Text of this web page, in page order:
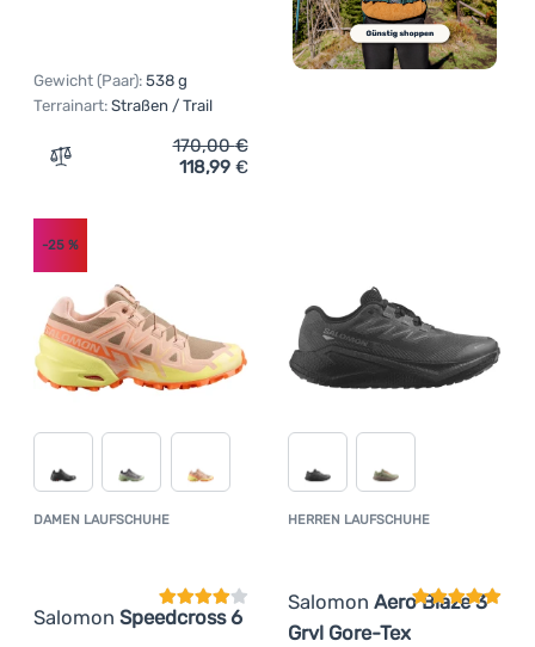
Gewicht (Paar): 538 g
Terrainart: Straßen / Trail
Zum Vergleich 'Herrenschuhe Salomon Genesis Gore-
170,00€
118,99 €
DAMEN LAUFSCHUHE
Salomon Speedcross 6
Kundenbewertung
-25 %
HERREN LAUFSCHUHE
Salomon Aero Blaze 3
Grvl Gore-Tex